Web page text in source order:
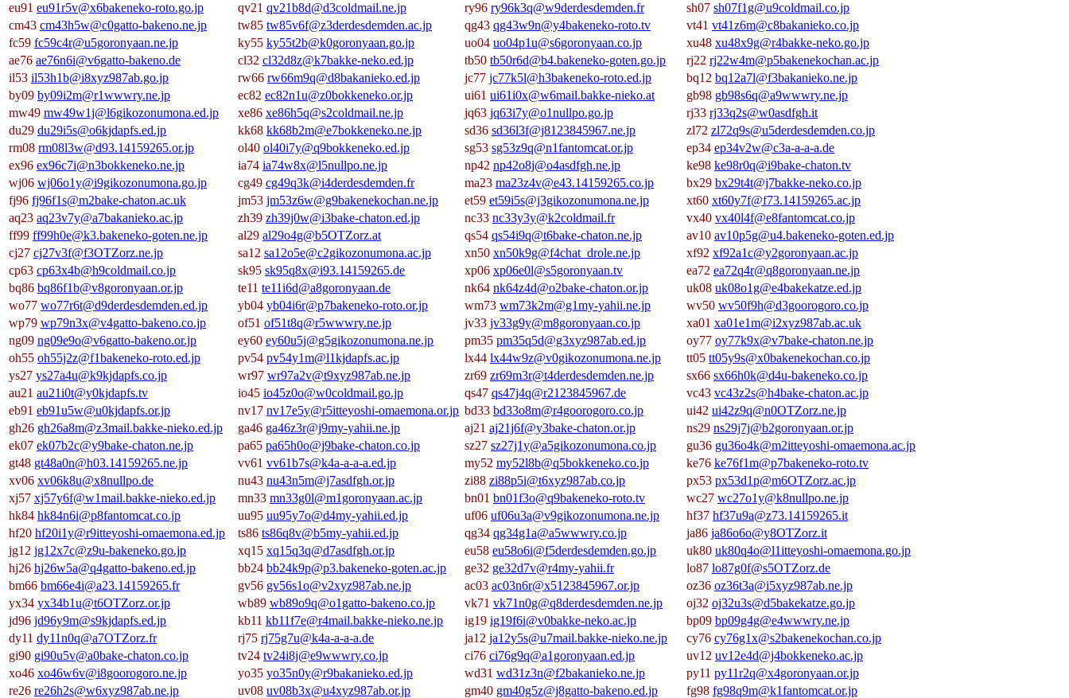
eu91 eu91r5v@x6bakeneko-roto.go.jp qv21 qv21b8d@d3coldmail.ne.jp ry96 ry96k3q@w9derdesdemden.fr sh07 sh07f1g@u9coldmail.co.jp
cm43 cm43h5w@c0gatto-bakeno.ne.jp tw85 tw85v6f@z3derdesdemden.ac.jp qg43 qg43w9n@y4bakeneko-roto.tv vt41 vt41z6m@c8bakanieko.co.jp
fc59 fc59c4r@u5goronyaan.ne.jp ky55 ky55t2b@k0goronyaan.go.jp uo04 uo04p1u@s6goronyaan.co.jp xu48 xu48x9g@r4bakke-neko.go.jp
ae76 ae76n6i@v6gatto-bakeno.de cl32 cl32d8z@k7bakke-neko.ed.jp tb50 tb50r6d@b4.bakeneko-goten.go.jp rj22 rj22w4m@p5bakenekochan.ac.jp
il53 il53h1b@i8xyz987ab.go.jp rw66 rw66m9q@d8bakanieko.ed.jp jc77 jc77k5l@h3bakeneko-roto.ed.jp bq12 bq12a7l@f3bakanieko.ne.jp
by09 by09i2m@r1wwwry.ne.jp ec82 ec82n1u@z0bokkeneko.or.jp ui61 ui61i0x@w6mail.bakke-nieko.at gb98 gb98s6q@a9wwwry.ne.jp
mw49 mw49w1j@l6gikozonumona.ed.jp xe86 xe86h5q@s2coldmail.ne.jp jq63 jq63i7y@o1nullpo.go.jp rj33 rj33q2s@w0asdfgh.it
du29 du29i5s@o6kjdapfs.ed.jp kk68 kk68b2m@e7bokkeneko.ne.jp sd36 sd36l3f@j8123845967.ne.jp zl72 zl72q9s@u5derdesdemden.co.jp
rm08 rm08l3w@d93.14159265.or.jp ol40 ol40i7y@q9bokkeneko.ed.jp sg53 sg53z9q@n1fantomcat.or.jp ep34 ep34v2w@c3a-a-a-a.de
ex96 ex96c7i@n3bokkeneko.ne.jp ia74 ia74w8x@l5nullpo.ne.jp np42 np42o8j@o4asdfgh.ne.jp ke98 ke98r0q@i9bake-chaton.tv
wj06 wj06o1y@i9gikozonumona.go.jp cg49 cg49q3k@i4derdesdemden.fr ma23 ma23z4v@e43.14159265.co.jp bx29 bx29t4t@j7bakke-neko.co.jp
fj96 fj96f1s@m2bake-chaton.ac.uk jm53 jm53z6w@g9bakenekochan.ne.jp et59 et59i5s@j3gikozonumona.ne.jp xt60 xt60y7f@f73.14159265.ac.jp
aq23 aq23v7y@a7bakanieko.ac.jp zh39 zh39j0w@i3bake-chaton.ed.jp nc33 nc33y3y@k2coldmail.fr vx40 vx40l4f@e8fantomcat.co.jp
ff99 ff99h0e@k3.bakeneko-goten.ne.jp al29 al29o4g@b5OTZorz.at qs54 qs54i9q@t6bake-chaton.ne.jp av10 av10p5g@u4.bakeneko-goten.ed.jp
cj27 cj27v3f@f3OTZorz.ne.jp sa12 sa12o5e@c2gikozonumona.ac.jp xn50 xn50k9g@f4chat_drole.ne.jp xf92 xf92a1c@y2goronyaan.ac.jp
cp63 cp63x4b@h9coldmail.co.jp sk95 sk95q8x@i93.14159265.de xp06 xp06e0l@s5goronyaan.tv ea72 ea72q4r@q8goronyaan.ne.jp
bq86 bq86f1b@v8goronyaan.or.jp te11 te11i6d@a8goronyaan.de nk64 nk64z4d@o2bake-chaton.or.jp uk08 uk08o1g@e4bakekatze.ed.jp
wo77 wo77r6t@d9derdesdemden.ed.jp yb04 yb04i6r@p7bakeneko-roto.or.jp wm73 wm73k2m@g1my-yahii.ne.jp wv50 wv50f9h@d3goorogoro.co.jp
wp79 wp79n3x@v4gatto-bakeno.co.jp of51 of51t8q@r5wwwry.ne.jp jv33 jv33g9y@m8goronyaan.co.jp xa01 xa01e1m@i2xyz987ab.ac.uk
ng09 ng09e9o@v6gatto-bakeno.or.jp ey60 ey60u5j@g5gikozonumona.ne.jp pm35 pm35q5d@g3xyz987ab.ed.jp oy77 oy77k9x@v7bake-chaton.ne.jp
oh55 oh55j2z@f1bakeneko-roto.ed.jp pv54 pv54y1m@l1kjdapfs.ac.jp lx44 lx44w9z@v0gikozonumona.ne.jp tt05 tt05y9s@x0bakenekochan.co.jp
ys27 ys27a4u@k9kjdapfs.co.jp wr97 wr97a2v@t9xyz987ab.ne.jp zr69 zr69m3r@t4derdesdemden.ne.jp sx66 sx66h0k@d4u-bakeneko.co.jp
au21 au21i0t@y0kjdapfs.tv io45 io45z0o@w0coldmail.go.jp qs47 qs47j4q@r2123845967.de vc43 vc43z2s@h4bake-chaton.ac.jp
eb91 eb91u5w@u0kjdapfs.or.jp nv17 nv17e5y@r5itteyoshi-omaemona.or.jp bd33 bd33o8m@r4goorogoro.co.jp ui42 ui42z9q@n0OTZorz.ne.jp
gh26 gh26a8m@z3mail.bakke-nieko.ed.jp ga46 ga46z3r@j9my-yahii.ne.jp aj21 aj21j6f@y3bake-chaton.or.jp ns29 ns29j7j@b2goronyaan.or.jp
ek07 ek07b2c@y9bake-chaton.ne.jp pa65 pa65h0o@j9bake-chaton.co.jp sz27 sz27j1y@a5gikozonumona.co.jp gu36 gu36o4k@m2itteyoshi-omaemona.ac.jp
gt48 gt48a0n@h03.14159265.ne.jp vv61 vv61b7s@k4a-a-a-a.ed.jp my52 my52l8b@q5bokkeneko.co.jp ke76 ke76f1m@p7bakeneko-roto.tv
xv06 xv06k8u@x8nullpo.de nu43 nu43n5m@j7asdfgh.or.jp zi88 zi88p5i@t6xyz987ab.co.jp px53 px53d1p@m6OTZorz.ac.jp
xj57 xj57y6f@w1mail.bakke-nieko.ed.jp mn33 mn33g0l@m1goronyaan.ac.jp bn01 bn01f3o@q9bakeneko-roto.tv wc27 wc27o1y@k8nullpo.ne.jp
hk84 hk84n6i@p8fantomcat.co.jp uu95 uu95y7o@d4my-yahii.ed.jp uf06 uf06u3a@v9gikozonumona.ne.jp hf37 hf37u9a@z73.14159265.it
hf20 hf20i1y@r9itteyoshi-omaemona.ed.jp ts86 ts86q8v@b5my-yahii.ed.jp qg34 qg34g1a@a5wwwry.co.jp ja86 ja86o6o@y8OTZorz.it
jg12 jg12x7c@z9u-bakeneko.go.jp xq15 xq15q3q@d7asdfgh.or.jp eu58 eu58o6i@f5derdesdemden.go.jp uk80 uk80q4o@l1itteyoshi-omaemona.go.jp
hj26 hj26w5a@q4gatto-bakeno.ed.jp bb24 bb24k9p@p3.bakeneko-goten.ac.jp ge32 ge32d7v@r4my-yahii.fr lo87 lo87g0f@s5OTZorz.de
bm66 bm66e4i@a23.14159265.fr gv56 gv56s1o@v2xyz987ab.ne.jp ac03 ac03n6r@x5123845967.or.jp oz36 oz36t3a@i5xyz987ab.ne.jp
yx34 yx34b1u@t6OTZorz.or.jp wb89 wb89o9q@o1gatto-bakeno.co.jp vk71 vk71n0g@q8derdesdemden.ne.jp oj32 oj32u3s@d5bakekatze.go.jp
jd96 jd96y9m@s9kjdapfs.ed.jp kb11 kb11f7e@r4mail.bakke-nieko.ne.jp ig19 ig19f6i@v0bakke-neko.ac.jp bp09 bp09g4g@e4wwwry.ne.jp
dy11 dy11n0q@a7OTZorz.fr rj75 rj75g7u@k4a-a-a-a.de ja12 ja12y5s@u7mail.bakke-nieko.ne.jp cy76 cy76g1x@s2bakenekochan.co.jp
gi90 gi90u5v@a0bake-chaton.co.jp tv24 tv24i8j@e9wwwry.co.jp ci76 ci76g9q@a1goronyaan.ed.jp uv12 uv12e4d@j4bokkeneko.ac.jp
xo46 xo46w6v@i8goorogoro.ne.jp yo35 yo35n0y@r9bakanieko.ed.jp wd31 wd31z3n@f2bakanieko.ne.jp py11 py11r2q@x4goronyaan.or.jp
re26 re26h2s@w6xyz987ab.ne.jp uv08 uv08b3x@u4xyz987ab.or.jp gm40 gm40g5z@j8gatto-bakeno.ed.jp fg98 fg98q9m@k1fantomcat.or.jp